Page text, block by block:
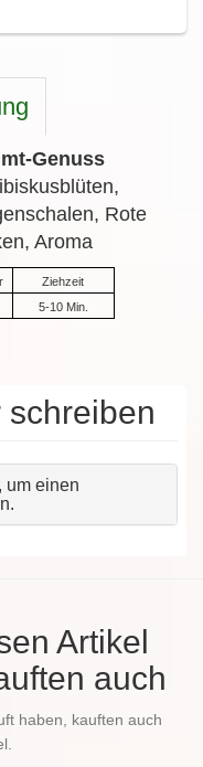
Genuss
Rote
Aroma
Ziehzeit
5-10 Min.
schreiben
um einen
Artikel
auch
haben, kauften auch